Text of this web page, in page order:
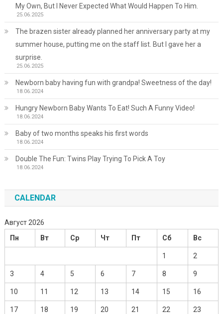
My Own, But I Never Expected What Would Happen To Him.
25.06.2025
The brazen sister already planned her anniversary party at my
summer house, putting me on the staff list. But I gave her a
surprise.
25.06.2025
Newborn baby having fun with grandpa! Sweetness of the day!
18.06.2024
Hungry Newborn Baby Wants To Eat! Such A Funny Video!
18.06.2024
Baby of two months speaks his first words
18.06.2024
Double The Fun: Twins Play Trying To Pick A Toy
18.06.2024
CALENDAR
Август 2026
Пн
Вт Ср Чт Пт Сб Вс
1 2
3 4 5 6 7 8 9
10 11 12 13 14 15 16
17 18 19 20 21 22 23